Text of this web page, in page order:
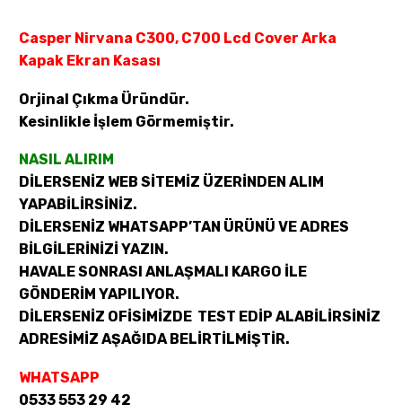
Casper Nirvana C300, C700 Lcd Cover Arka
Kapak Ekran Kasası
Orjinal Çıkma Üründür.
Kesinlikle İşlem Görmemiştir.
NASIL ALIRIM
DİLERSENİZ WEB SİTEMİZ ÜZERİNDEN ALIM
YAPABİLİRSİNİZ.
DİLERSENİZ WHATSAPP’TAN ÜRÜNÜ VE ADRES
BİLGİLERİNİZİ YAZIN.
HAVALE SONRASI ANLAŞMALI KARGO İLE
GÖNDERİM YAPILIYOR.
DİLERSENİZ OFİSİMİZDE TEST EDİP ALABİLİRSİNİZ
ADRESİMİZ AŞAĞIDA BELİRTİLMİŞTİR.
WHATSAPP
0533 553 29 42